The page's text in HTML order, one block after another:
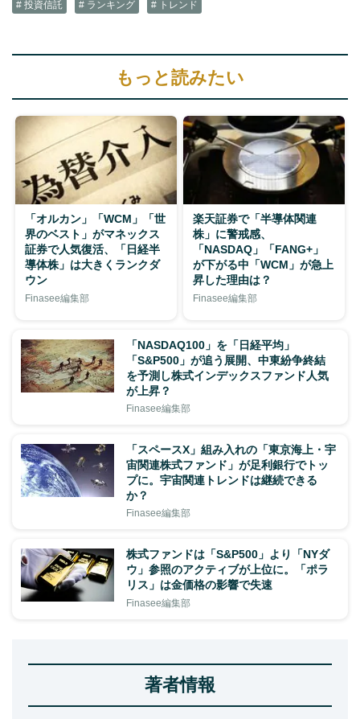
# 投資信託 # ランキング # トレンド
もっと読みたい
「オルカン」「WCM」「世
界のベスト」がマネックス
証券で人気復活、「日経半
導体株」は大きくランクダ
ウン
Finasee編集部
楽天証券で「半導体関連
株」に警戒感、
「NASDAQ」「FANG+」
が下がる中「WCM」が急上
昇した理由は？
Finasee編集部
「NASDAQ100」を「日経平均」
「S&P500」が追う展開、中東紛争終結
を予測し株式インデックスファンド人気
が上昇？
Finasee編集部
「スペースX」組み入れの「東京海上・宇
宙関連株式ファンド」が足利銀行でトッ
プに。宇宙関連トレンドは継続できる
か？
Finasee編集部
株式ファンドは「S&P500」より「NYダ
ウ」参照のアクティブが上位に。「ポラ
リス」は金価格の影響で失速
Finasee編集部
著者情報